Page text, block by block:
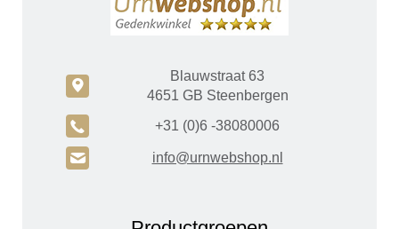
c
Blauwstraat 63
4651 GB Steenbergen
A +31 (0)6 -38080006
H info@urnwebshop.nl